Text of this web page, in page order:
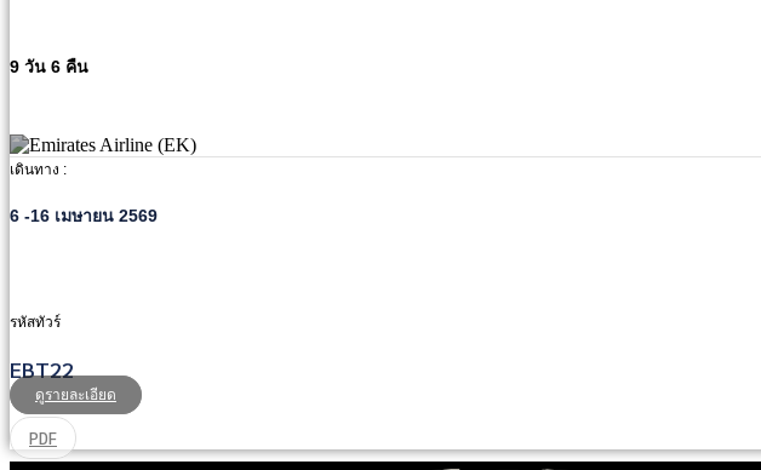
9 วัน 6 คืน
เดินทาง :
6 -16 เมษายน 2569
รหัสทัวร์
EBT22
ดูรายละเอียด
PDF